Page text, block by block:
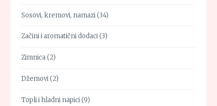
Sosovi, kremovi, namazi(34)
Začini i aromatični dodaci(3)
Zimnica(2)
Džemovi(2)
Topli i hladni napici(9)